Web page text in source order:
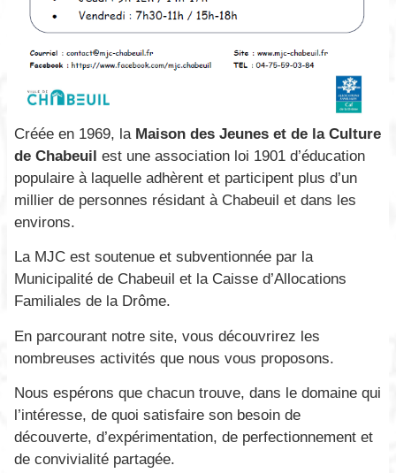
Créée en 1969, la Maison des Jeunes et de la Culture
de Chabeuil est une association loi 1901 d’éducation
populaire à laquelle adhèrent et participent plus d’un
millier de personnes résidant à Chabeuil et dans les
environs.
La MJC est soutenue et subventionnée par la
Municipalité de Chabeuil et la Caisse d’Allocations
Familiales de la Drôme.
En parcourant notre site, vous découvrirez les
nombreuses activités que nous vous proposons.
Nous espérons que chacun trouve, dans le domaine qui
l’intéresse, de quoi satisfaire son besoin de
découverte, d’expérimentation, de perfectionnement et
de convivialité partagée.